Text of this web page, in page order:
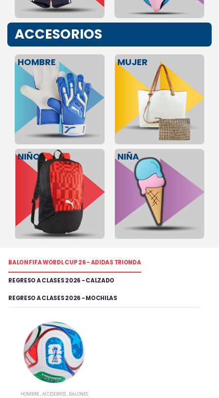
ACCESORIOS
HOMBRE MUJER
NIÑO NIÑA
BALON FIFA WORDL CUP 26 - ADIDAS TRIONDA
REGRESO A CLASES 2026 - CALZADO
REGRESO A CLASES 2026 - MOCHILAS
HOMBRE,ACCESORIOS, BALONES